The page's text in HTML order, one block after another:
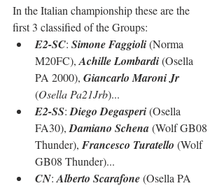
In the Italian championship these are the
first 3 classified of the Groups:
E2-SC: Simone Faggioli (Norma
M20FC), Achille Lombardi (Osella
PA 2000), Giancarlo Maroni Jr
(Osella Pa21Jrb)...
E2-SS: Diego Degasperi (Osella
FA30), Damiano Schena (Wolf GB08
Thunder), Francesco Turatello (Wolf
GB08 Thunder)...
CN: Alberto Scarafone (Osella PA